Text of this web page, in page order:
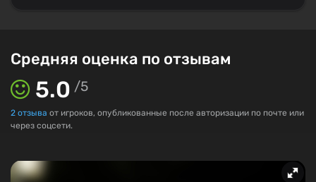
Средняя оценка по отзывам
5.0 /5
2 отзыва от игроков, опубликованные после авторизации по почте или
через соцсети.